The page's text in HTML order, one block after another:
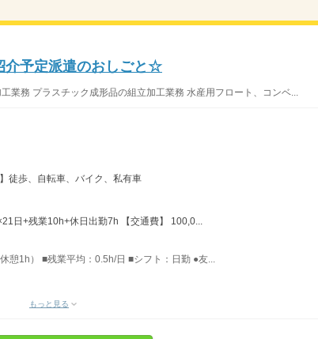
介予定派遣のおしごと☆
業務 プラスチック成形品の組立加工業務 水産用フロート、コンベ...
徒歩、自転車、バイク、私有車
日+残業10h+休日出勤7h 【交通費】 100,0...
憩1h） ■残業平均：0.5h/日 ■シフト：日勤 ●友...
もっと見る